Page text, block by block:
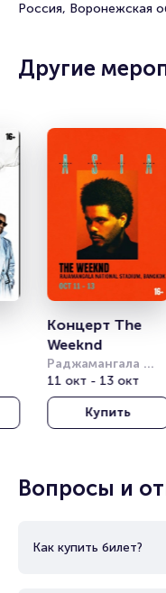
Россия, Воронежская
Другие
Концерт The
Weeknd
Раджамангала
Нэшнл Стэдиум
(Rajamangala
National Stadium)
11 окт - 13 окт
Купить
Вопросы и
Как купить билет?